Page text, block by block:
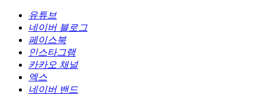
유튜브
네이버 블로그
페이스북
인스타그램
카카오 채널
엑스
네이버 밴드